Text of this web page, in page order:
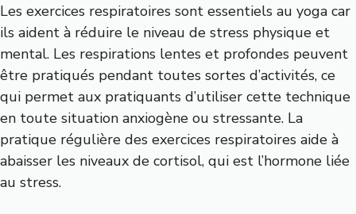
Les exercices respiratoires sont essentiels au yoga car
ils aident à réduire le niveau de stress physique et
mental. Les respirations lentes et profondes peuvent
être pratiqués pendant toutes sortes d’activités, ce
qui permet aux pratiquants d’utiliser cette technique
en toute situation anxiogène ou stressante. La
pratique régulière des exercices respiratoires aide à
abaisser les niveaux de cortisol, qui est l’hormone liée
au stress.